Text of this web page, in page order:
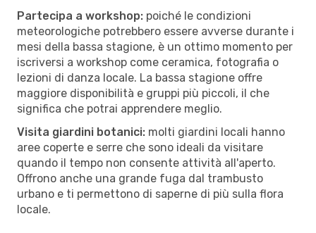
Partecipa a workshop: poiché le condizioni
meteorologiche potrebbero essere avverse durante i
mesi della bassa stagione, è un ottimo momento per
iscriversi a workshop come ceramica, fotografia o
lezioni di danza locale. La bassa stagione offre
maggiore disponibilità e gruppi più piccoli, il che
significa che potrai apprendere meglio.
Visita giardini botanici: molti giardini locali hanno
aree coperte e serre che sono ideali da visitare
quando il tempo non consente attività all'aperto.
Offrono anche una grande fuga dal trambusto
urbano e ti permettono di saperne di più sulla flora
locale.